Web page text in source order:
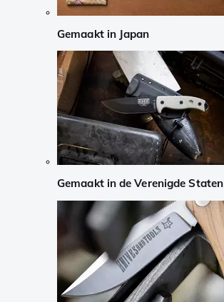
Gemaakt in Japan
Gemaakt in de Verenigde Staten